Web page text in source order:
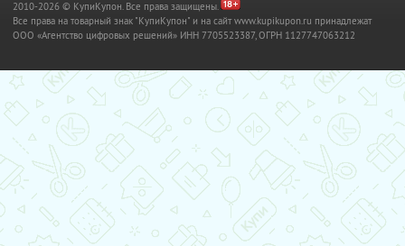
2010-2026 © КупиКупон. Все права защищены.
Все права на товарный знак "КупиКупон" и на сайт www.kupikupon.ru принадлежат
OOO «Агентство цифровых решений» ИНН 7705523387, ОГРН 1127747063212